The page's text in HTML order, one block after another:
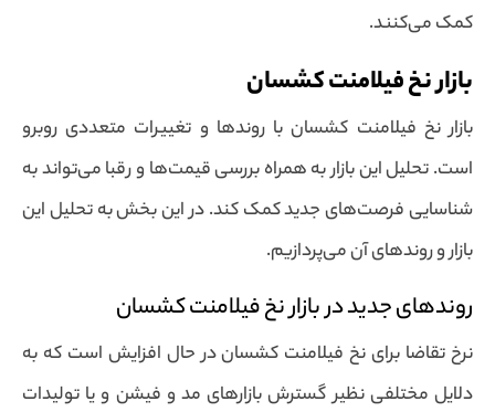
کمک می‌کنند.
بازار نخ فیلامنت کشسان
بازار نخ فیلامنت کشسان با روندها و تغییرات متعددی روبرو
است. تحلیل این بازار به همراه بررسی قیمت‌ها و رقبا می‌تواند به
شناسایی فرصت‌های جدید کمک کند. در این بخش به تحلیل این
بازار و روندهای آن می‌پردازیم.
روندهای جدید در بازار نخ فیلامنت کشسان
نرخ تقاضا برای نخ فیلامنت کشسان در حال افزایش است که به
دلایل مختلفی نظیر گسترش بازارهای مد و فیشن و یا تولیدات